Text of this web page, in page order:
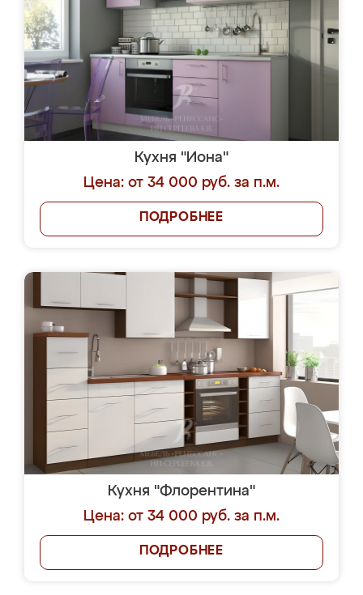
Кухня "Иона"
Цена: от 34 000 руб. за п.м.
ПОДРОБНЕЕ
Кухня "Флорентина"
Цена: от 34 000 руб. за п.м.
ПОДРОБНЕЕ